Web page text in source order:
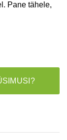
Pane tähele,